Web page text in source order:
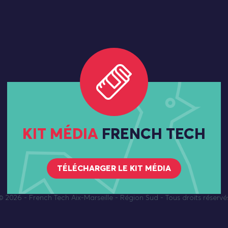
KIT MÉDIA FRENCH TECH
TÉLÉCHARGER LE KIT MÉDIA
2026 - French Tech Aix-Marseille - Région Sud - Tous droits